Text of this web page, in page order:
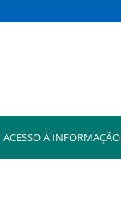
ACESSO À INFORMAÇÃO